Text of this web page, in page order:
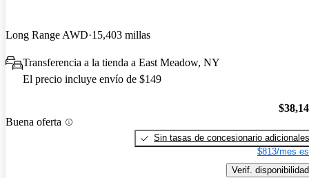
Long Range AWD 15,403 millas
Transferencia a la tienda a East Meadow, NY
El precio incluye envío de $149
Buena oferta
Sin tasas de concesionario adicionales
$813/mes
Verif. disponibilidad